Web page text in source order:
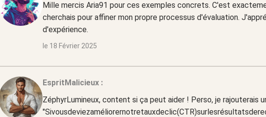
Mille mercis Aria91 pour ces exemples concrets. C'est
cherchais pour affiner mon propre processus d'évaluation.
d'expérience.
le 18 Février 2025
EspritMalicieux :
ZéphyrLumineux, content si ça peut aider ! Perso, je rajouterais